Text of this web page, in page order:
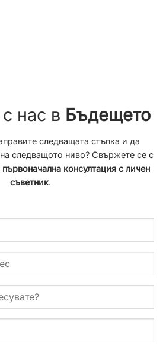
нас в Бъдещето
следващата стъпка и да
следващото ниво? Свържете се с
консултация с личен
съветник.